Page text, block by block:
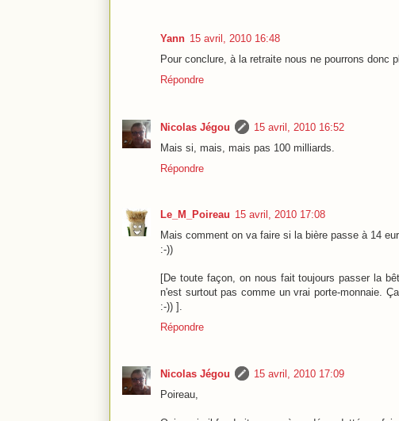
Yann 15 avril, 2010 16:48
Pour conclure, à la retraite nous ne pourrons donc
Répondre
Nicolas Jégou
15 avril, 2010 16:52
Mais si, mais, mais pas 100 milliards.
Répondre
Le_M_Poireau 15 avril, 2010 17:08
Mais comment on va faire si la bière passe à 14
:-))
[De toute façon, on nous fait toujours passer la
n'est surtout pas comme un vrai porte-monnaie.
:-)) ].
Répondre
Nicolas Jégou
15 avril, 2010 17:09
Poireau,